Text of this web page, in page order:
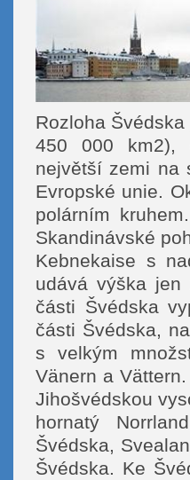
Rozloha
450 000 km2),
největší zemi na
Evropské unie.
polárním
Skandinávské
Kebnekaise s
udává výška
části Švédska
části Švédska,
s velkým
Vänern a
Jihošvédskou
hornatý
Švédska,
Švédska. Ke